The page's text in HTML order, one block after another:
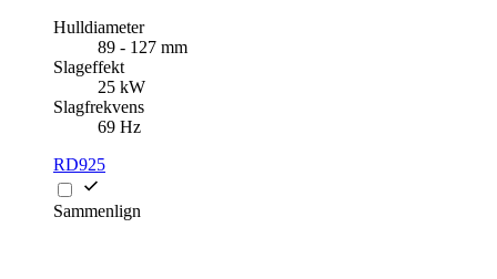
Hulldiameter
89 - 127 mm
Slageffekt
25 kW
Slagfrekvens
69 Hz
RD925
Sammenlign